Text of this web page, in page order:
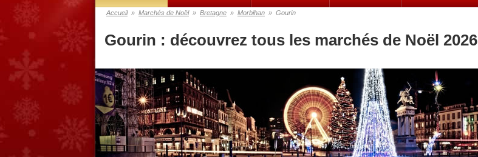
Accueil » Marchés de Noël » Bretagne » Morbihan » Gourin
Gourin : découvrez tous les marchés de Noël 2026